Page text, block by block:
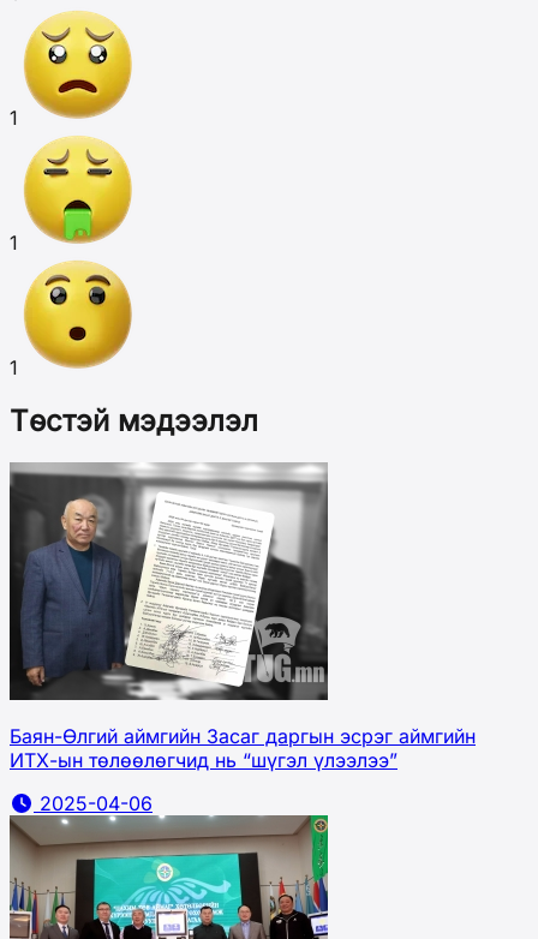
1
1
1
Төстэй мэдээлэл
Баян-Өлгий аймгийн Засаг даргын эсрэг аймгийн
ИТХ-ын төлөөлөгчид нь “шүгэл үлээлээ”
2025-04-06